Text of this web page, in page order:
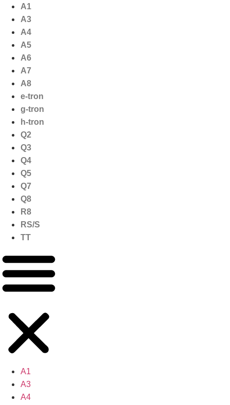
naar
inhoud
A1
A3
A4
A5
A6
A7
A8
e-tron
g-tron
h-tron
Q2
Q3
Q4
Q5
Q7
Q8
R8
RS/S
TT
A1
A3
A4